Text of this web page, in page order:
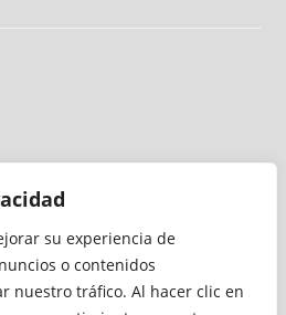
su experiencia de
o contenidos
nuestro tráfico. Al hacer clic en
por